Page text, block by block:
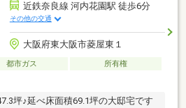
近鉄奈良線 河内花園駅 徒歩6分
その他の交通
大阪府東大阪市菱屋東１
都市ガス
所有権
坪♪延べ床面積69.1坪の大邸宅です